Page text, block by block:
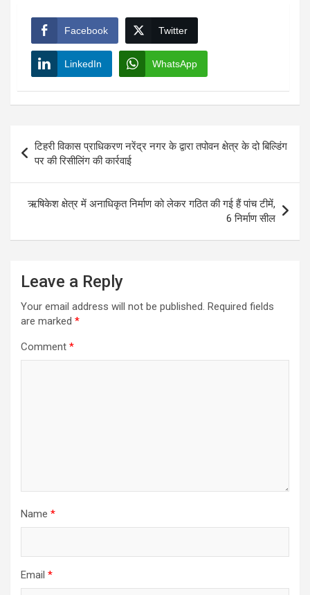
Facebook Twitter
LinkedIn WhatsApp
Post
navigation
टिहरी विकास प्राधिकरण नरेंद्र नगर के द्वारा तपोवन क्षेत्र के दो बिल्डिंग
पर की रिसीलिंग की कार्रवाई
ऋषिकेश क्षेत्र में अनाधिकृत निर्माण को लेकर गठित की गई हैं पांच टीमें,
6 निर्माण सील
Leave a Reply
Your email address will not be published. Required fields
are marked *
Comment *
Name *
Email *